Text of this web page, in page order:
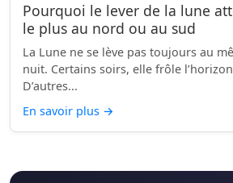
Pourquoi le lever de la lune
le plus au nord ou au sud
La Lune ne se lève pas toujours au
nuit. Certains soirs, elle frôle
D’autres...
En savoir plus →